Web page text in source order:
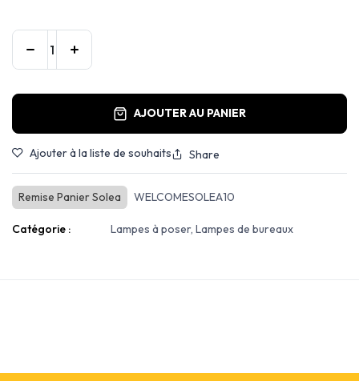
AJOUTER AU PANIER
Ajouter à la liste de souhaits Share
Remise Panier Solea WELCOMESOLEA10
Catégorie : Lampes à poser, Lampes de bureaux